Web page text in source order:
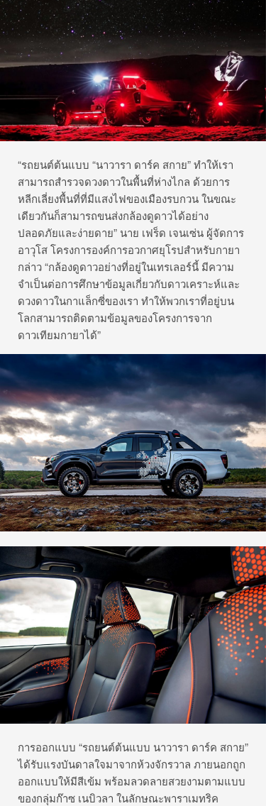
“รถยนต์ต้นแบบ “นาวารา ดาร์ค สกาย” ทำให้เรา
สามารถสำรวจดวงดาวในพื้นที่ห่างไกล ด้วยการ
หลีกเลี่ยงพื้นที่ที่มีแสงไฟของเมืองรบกวน ในขณะ
เดียวกันก็สามารถขนส่งกล้องดูดาวได้อย่าง
ปลอดภัยและง่ายดาย” นาย เฟร็ด เจนเซ่น ผู้จัดการ
อาวุโส โครงการองค์การอวกาศยุโรปสำหรับกายา
กล่าว “กล้องดูดาวอย่างที่อยู่ในเทรเลอร์นี้ มีความ
จำเป็นต่อการศึกษาข้อมูลเกี่ยวกับดาวเคราะห์และ
ดวงดาวในกาแล็กซี่ของเรา ทำให้พวกเราที่อยู่บน
โลกสามารถติดตามข้อมูลของโครงการจาก
ดาวเทียมกายาได้”
การออกแบบ “รถยนต์ต้นแบบ นาวารา ดาร์ค สกาย”
ได้รับแรงบันดาลใจมาจากห้วงจักรวาล ภายนอกถูก
ออกแบบให้มีสีเข้ม พร้อมลวดลายสวยงามตามแบบ
ของกลุ่มก๊าซ เนบิวลา ในลักษณะพาราเมทริค